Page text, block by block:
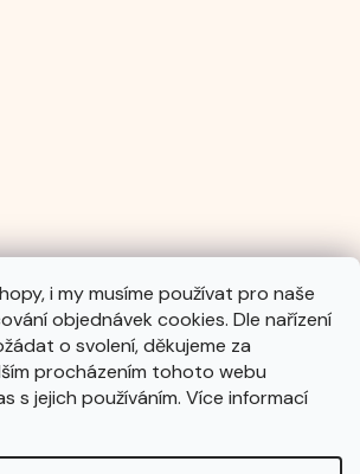
i my musíme používat pro naše
objednávek cookies. Dle nařízení
o svolení, děkujeme za
procházením tohoto webu
s jejich používáním. Více informací
na Instagramu